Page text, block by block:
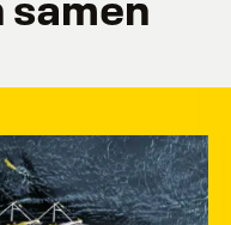
samen